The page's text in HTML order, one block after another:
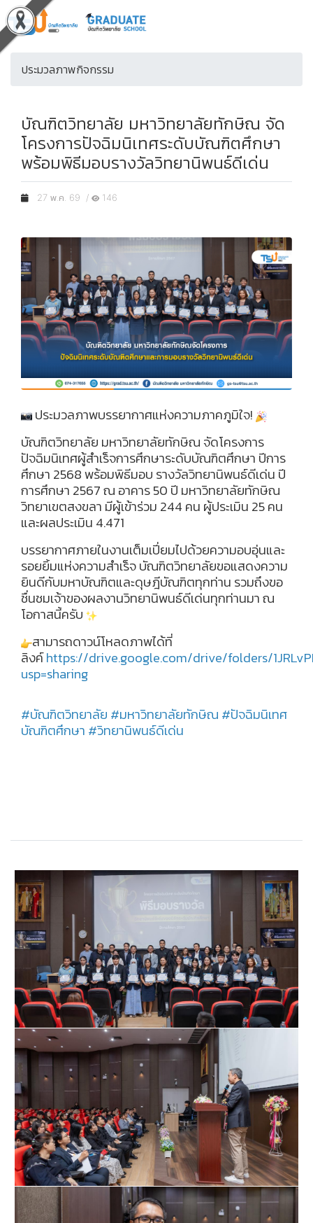
ประมวลภาพกิจกรรม
บัณฑิตวิทยาลัย มหาวิทยาลัยทักษิณ จัด
โครงการปัจฉิมนิเทศระดับบัณฑิตศึกษา
พร้อมพิธีมอบรางวัลวิทยานิพนธ์ดีเด่น
27 พ.ค. 69 / 146
ประมวลภาพบรรยากาศแห่งความภาคภูมิใจ!
บัณฑิตวิทยาลัย มหาวิทยาลัยทักษิณ จัดโครงการ
ปัจฉิมนิเทศผู้สำเร็จการศึกษาระดับบัณฑิตศึกษา ปีการ
ศึกษา 2568 พร้อมพิธีมอบ รางวัลวิทยานิพนธ์ดีเด่น ปี
การศึกษา 2567 ณ อาคาร 50 ปี มหาวิทยาลัยทักษิณ
วิทยาเขตสงขลา มีผู้เข้าร่วม 244 คน ผู้ประเมิน 25 คน
และผลประเมิน 4.471
บรรยากาศภายในงานเต็มเปี่ยมไปด้วยความอบอุ่นและ
รอยยิ้มแห่งความสำเร็จ บัณฑิตวิทยาลัยขอแสดงความ
ยินดีกับมหาบัณฑิตและดุษฎีบัณฑิตทุกท่าน รวมถึงขอ
ชื่นชมเจ้าของผลงานวิทยานิพนธ์ดีเด่นทุกท่านมา ณ
โอกาสนี้ครับ
สามารถดาวน์โหลดภาพได้ที่
ลิงค์https://drive.google.com/drive/folders/
usp=sharing
#บัณฑิตวิทยาลัย #มหาวิทยาลัยทักษิณ #ปัจฉิมนิเทศ
บัณฑิตศึกษา #วิทยานิพนธ์ดีเด่น